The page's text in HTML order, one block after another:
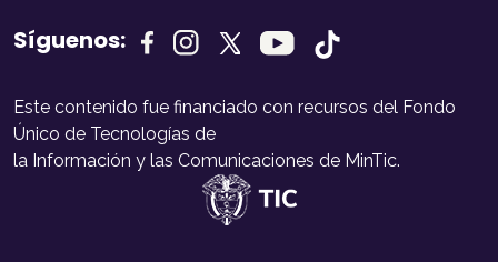
Síguenos:
Este contenido fue financiado con recursos del Fondo
Único de Tecnologías de
la Información y las Comunicaciones de MinTic.